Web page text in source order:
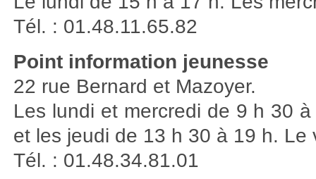
Tél. : 01.48.11.65.82
Point information jeunesse
22 rue Bernard et Mazoyer.
Les lundi et mercredi de 9 h 30
et les jeudi de 13 h 30 à 19 h.
Tél. : 01.48.34.81.01